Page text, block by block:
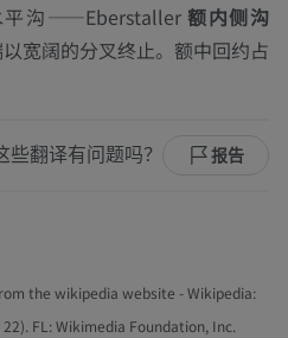
平沟——Eberstaller额内侧沟
宽阔的分叉终止。额中回约占
些翻译有问题吗？ 报告
the wikipedia website - Wikipedia:
FL: Wikimedia Foundation, Inc.